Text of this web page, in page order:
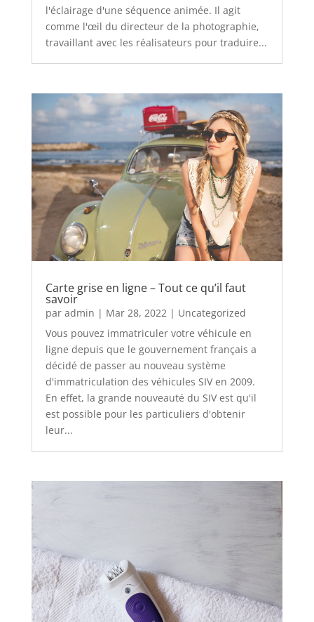
l'éclairage d'une séquence animée. Il agit
comme l'œil du directeur de la photographie,
travaillant avec les réalisateurs pour traduire...
Carte grise en ligne – Tout ce qu’il faut
savoir
par admin | Mar 28, 2022| Uncategorized
Vous pouvez immatriculer votre véhicule en
ligne depuis que le gouvernement français a
décidé de passer au nouveau système
d'immatriculation des véhicules SIV en 2009.
En effet, la grande nouveauté du SIV est qu'il
est possible pour les particuliers d'obtenir
leur...